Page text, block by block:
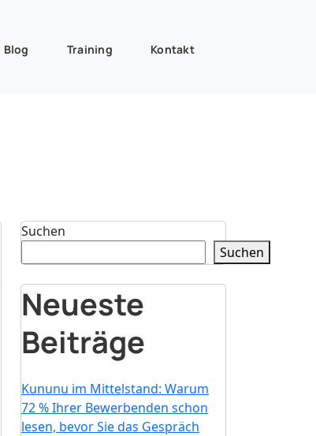
Blog Training Kontakt
Suchen
Suchen
Neueste
Beiträge
Kununu im Mittelstand: Warum
72 % Ihrer Bewerbenden schon
lesen, bevor Sie das Gespräch